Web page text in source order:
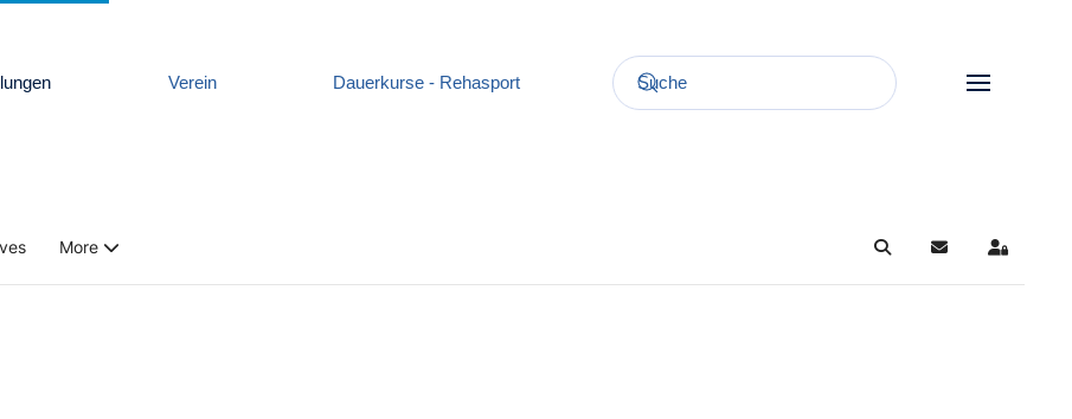
Verein Dauerkurse - Rehasport
More SearchUpdatesSign In